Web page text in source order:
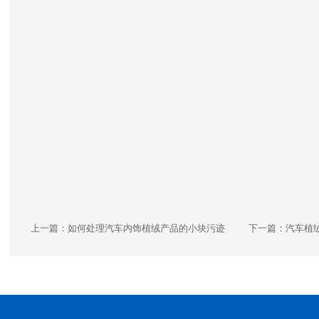
上一篇：如何处理汽车内饰植绒产品的小块污迹 下一篇：汽车植